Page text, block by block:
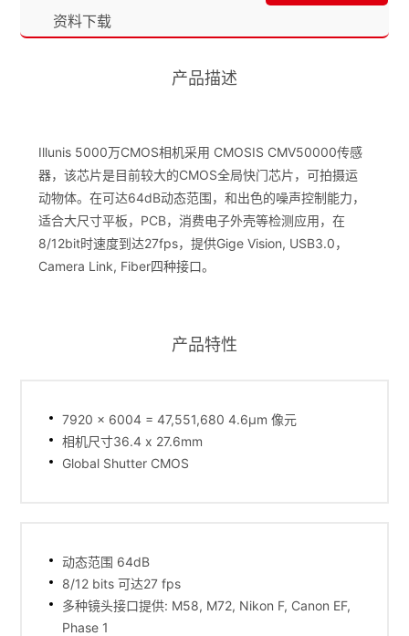
资料下载
产品描述
Illunis 5000万CMOS相机采用 CMOSIS CMV50000传感
器，该芯片是目前较大的CMOS全局快门芯片，可拍摄运
动物体。在可达64dB动态范围，和出色的噪声控制能力，
适合大尺寸平板，PCB，消费电子外壳等检测应用，在
8/12bit时速度到达27fps，提供Gige Vision, USB3.0，
Camera Link, Fiber四种接口。
产品特性
7920 x 6004 = 47,551,680 4.6µm 像元
相机尺寸36.4 x 27.6mm
Global Shutter CMOS
动态范围 64dB
8/12 bits 可达27 fps
多种镜头接口提供: M58, M72, Nikon F, Canon EF,
Phase 1